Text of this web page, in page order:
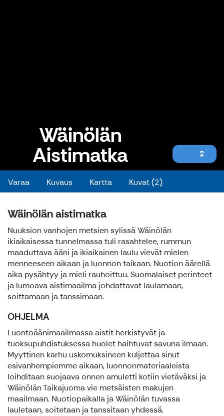
Wäinölän
Aistimatka 2
Wäinölän Aistimatka
Varaa Kuvaus Kartta Kuvat (2)
Wäinölän aistimatka
Nuuksion vanhojen metsien sylissä Wäinölän
ikiaikaisessa tunnelmassa tuli rasahtelee, rummun
maaduttava ääni ja ikiaikainen laulu vievät mielen
menneeseen aikaan ja luonnon taikaan. Nuotion äärellä
aika pysähtyy ja mieli rauhoittuu. Suomalaiset perinteet
ja lumoava aistimaailma johdattavat laulamaan,
soittamaan ja tanssimaan.
OHJELMA
Luontoäänimaailmassa aistit herkistyvät ja
tuoksupuhdistuksessa huolet haihtuvat savuna ilmaan.
Myyttinen karhu uskomuksineen kuljettaa sinut
esivanhempiemme aikaan, luonnonmateriaaleista
loihditaan suojaava onnen amuletti kotiin vietäväksi ja
Wäinölän Taikajuoma vie metsäisten makujen
maailmaan. Nuotiopaikalla ja Wäinölän tuvassa
lauletaan, soitetaan ja tanssitaan yhdessä.